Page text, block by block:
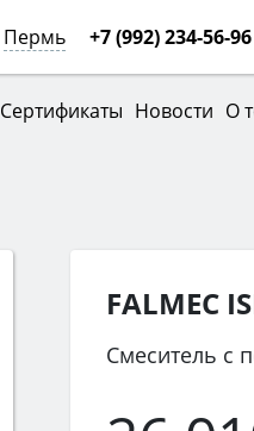
Пермь +7 (992) 234-56-96
Сертификаты Новости О
FALMEC
Смеситель с